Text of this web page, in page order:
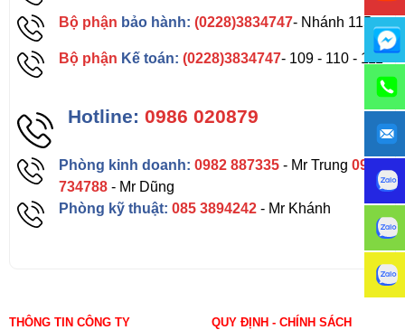
Bộ phận bảo hành: (0228)3834747- Nhánh 115
Bộ phận Kế toán: (0228)3834747- 109 - 110 - 111
Hotline: 0986 020879
Phòng kinh doanh: 0982 887335 - Mr Trung0962
734788 - Mr Dũng
Phòng kỹ thuật:085 3894242 - Mr Khánh
THÔNG TIN CÔNG TY QUY ĐỊNH - CHÍNH SÁCH